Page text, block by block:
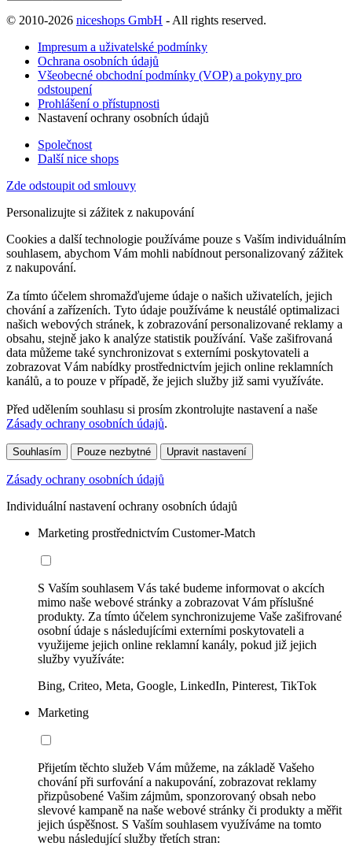
© 2010-2026 niceshops GmbH - All rights reserved.
Impresum a uživatelské podmínky
Ochrana osobních údajů
Všeobecné obchodní podmínky (VOP) a pokyny pro
odstoupení
Prohlášení o přístupnosti
Nastavení ochrany osobních údajů
Společnost
Další nice shops
Zde odstoupit od smlouvy
Personalizujte si zážitek z nakupování
Cookies a další technologie používáme pouze s Vaším individuálním
souhlasem, abychom Vám mohli nabídnout personalizovaný zážitek
z nakupování.
Za tímto účelem shromažďujeme údaje o našich uživatelích, jejich
chování a zařízeních. Tyto údaje používáme k neustálé optimalizaci
našich webových stránek, k zobrazování personalizované reklamy a
obsahu, stejně jako k analýze statistik používání. Vaše zašifrovaná
data můžeme také synchronizovat s externími poskytovateli a
zobrazovat Vám nabídky prostřednictvím jejich online reklamních
kanálů, a to pouze v případě, že jejich služby již sami využíváte.
Před udělením souhlasu si prosím zkontrolujte nastavení a naše
Zásady ochrany osobních údajů.
Souhlasím Pouze nezbytné Upravit nastavení
Zásady ochrany osobních údajů
Individuální nastavení ochrany osobních údajů
Marketing prostřednictvím Customer-Match
S Vaším souhlasem Vás také budeme informovat o akcích
mimo naše webové stránky a zobrazovat Vám příslušné
produkty. Za tímto účelem synchronizujeme Vaše zašifrované
osobní údaje s následujícími externími poskytovateli a
využijeme jejich online reklamní kanály, pokud již jejich
služby využíváte:
Bing, Criteo, Meta, Google, LinkedIn, Pinterest, TikTok
Marketing
Přijetím těchto služeb Vám můžeme, na základě Vašeho
chování při surfování a nakupování, zobrazovat reklamy
přizpůsobené Vašim zájmům, sponzorovaný obsah nebo
slevové kampaně na naše webové stránky či produkty a měřit
jejich úspěšnost. S Vaším souhlasem využíváme na tomto
webu následující služby třetích stran: